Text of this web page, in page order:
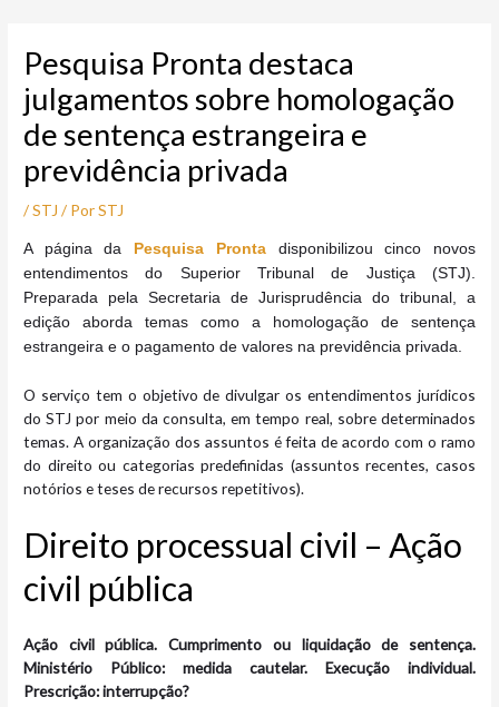
conteúdo
Pesquisa Pronta destaca
julgamentos sobre homologação
de sentença estrangeira e
previdência privada
/STJ / PorSTJ
A página da Pesquisa Prontadisponibilizou cinco novos
entendimentos do Superior Tribunal de Justiça (STJ).
Preparada pela Secretaria de Jurisprudência do tribunal, a
edição aborda temas como a homologação de sentença
estrangeira e o pagamento de valores na previdência privada.
O serviço tem o objetivo de divulgar os entendimentos jurídicos
do STJ por meio da consulta, em tempo real, sobre determinados
temas. A organização dos assuntos é feita de acordo com o ramo
do direito ou categorias predefinidas (assuntos recentes, casos
notórios e teses de recursos repetitivos).
Direito processual civil – Ação
civil pública
Ação civil pública. Cumprimento ou liquidação de sentença.
Ministério Público: medida cautelar. Execução individual.
Prescrição: interrupção?